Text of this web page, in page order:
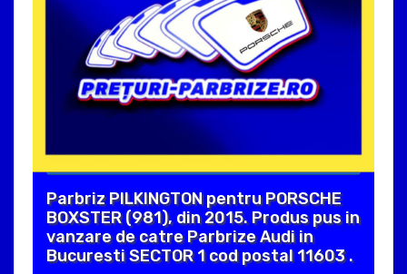
Parbriz PILKINGTON pentru PORSCHE
BOXSTER (981), din 2015. Produs pus in
vanzare de catre Parbrize Audi in
Bucuresti SECTOR 1 cod postal 11603 .